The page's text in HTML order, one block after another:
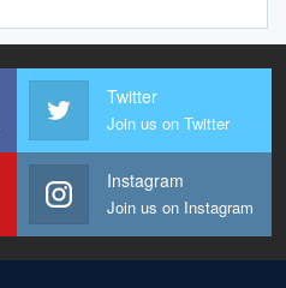
Twitter
Join us on Twitter
Instagram
Join us on Instagram